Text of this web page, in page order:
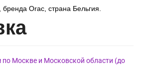
Orac, страна Бельгия.
Москве и Московской области (до